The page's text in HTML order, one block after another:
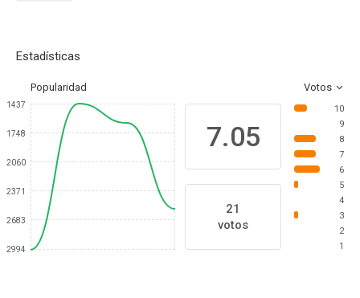
Estadísticas
Popularidad Votos
1437
1748
2060
2371
2683
2994
7.05
21
votos
10
9
8
7
6
5
4
3
2
1